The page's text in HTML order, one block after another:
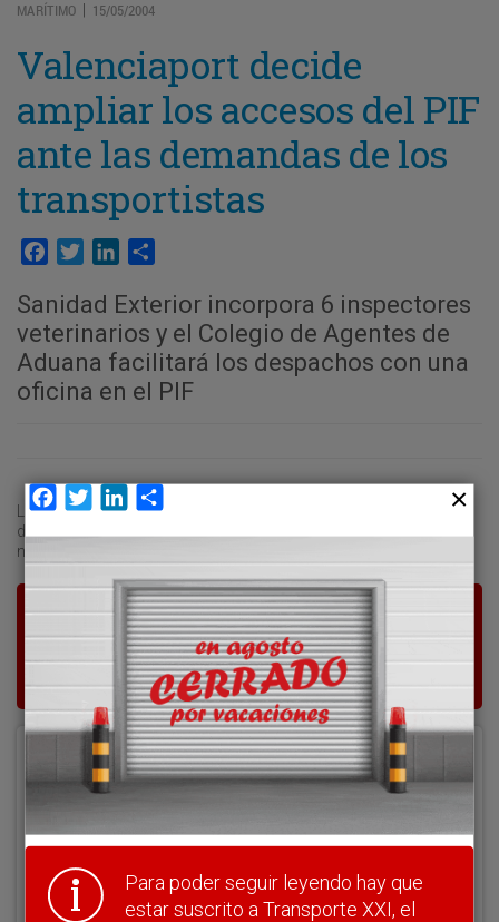
MARÍTIMO | 15/05/2004
Valenciaport decide
ampliar los accesos del PIF
ante las demandas de los
transportistas
Facebook
TwitterLinkedIn
Sanidad Exterior incorpora 6 inspectores
veterinarios y el Colegio de Agentes de
Aduana facilitará los despachos con una
oficina en el PIF
La Autoridad Portuaria de Valencia ampliará el número de bocas
de inspección del Puesto de Inspección Fronteriza (PIF) en cuatro
nuevos accesos ante las demandas
Para poder seguir leyendo hay que estar
suscrito a Transporte XXI, el periódico
del transporte y la logística en España.
Acceder
Clave
Facebook
TwitterLinkedIn
Para poder seguir leyendo hay que
estar suscrito a Transporte XXI, el